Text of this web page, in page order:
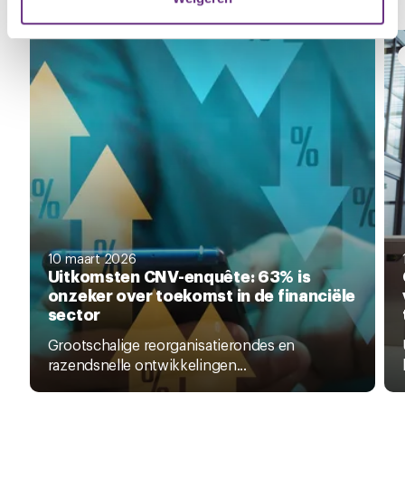
U kunt uw toestemming op elk moment wijzigen of
intrekken via de
cookieverklaring
of door te klikken op
het ronde cookie-instellingenicoontje linksonder op de
pagina.
Zie al het nieuws
10 maart 2026
Uitkomsten CNV-enquête: 63% is
onzeker over toekomst in de financiële
sector
Grootschalige reorganisatierondes en
razendsnelle ontwikkelingen...